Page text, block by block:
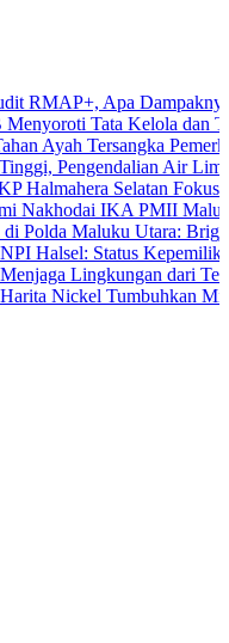
Apa Dampaknya untuk
Tata Kelola dan
Tersangka Pemerkosaan
Air Limpasan
Selatan Fokuskan
IKA PMII Malut, Wagub
Utara: Brigjen Pol.
Status Kepemilikan Arifin
dari Ternate
Tumbuhkan Minat Baca